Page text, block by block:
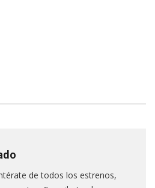
de todos los estrenos,